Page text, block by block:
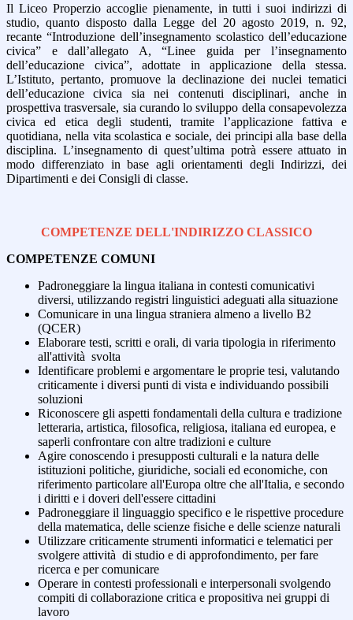
Il Liceo Properzio accoglie pienamente, in tutti i suoi indirizzi di
studio, quanto disposto dalla Legge del 20 agosto 2019, n. 92,
recante “Introduzione dell’insegnamento scolastico dell’educazione
civica” e dall’allegato A, “Linee guida per l’insegnamento
dell’educazione civica”, adottate in applicazione della stessa.
L’Istituto, pertanto, promuove la declinazione dei nuclei tematici
dell’educazione civica sia nei contenuti disciplinari, anche in
prospettiva trasversale, sia curando lo sviluppo della consapevolezza
civica ed etica degli studenti, tramite l’applicazione fattiva e
quotidiana, nella vita scolastica e sociale, dei principi alla base della
disciplina. L’insegnamento di quest’ultima potrà essere attuato in
modo differenziato in base agli orientamenti degli Indirizzi, dei
Dipartimenti e dei Consigli di classe.
COMPETENZE DELL'INDIRIZZO CLASSICO
COMPETENZE COMUNI
Padroneggiare la lingua italiana in contesti comunicativi
diversi, utilizzando registri linguistici adeguati alla situazione
Comunicare in una lingua straniera almeno a livello B2
(QCER)
Elaborare testi, scritti e orali, di varia tipologia in riferimento
all'attività svolta
Identificare problemi e argomentare le proprie tesi, valutando
criticamente i diversi punti di vista e individuando possibili
soluzioni
Riconoscere gli aspetti fondamentali della cultura e tradizione
letteraria, artistica, filosofica, religiosa, italiana ed europea, e
saperli confrontare con altre tradizioni e culture
Agire conoscendo i presupposti culturali e la natura delle
istituzioni politiche, giuridiche, sociali ed economiche, con
riferimento particolare all'Europa oltre che all'Italia, e secondo
i diritti e i doveri dell'essere cittadini
Padroneggiare il linguaggio specifico e le rispettive procedure
della matematica, delle scienze fisiche e delle scienze naturali
Utilizzare criticamente strumenti informatici e telematici per
svolgere attività di studio e di approfondimento, per fare
ricerca e per comunicare
Operare in contesti professionali e interpersonali svolgendo
compiti di collaborazione critica e propositiva nei gruppi di
lavoro